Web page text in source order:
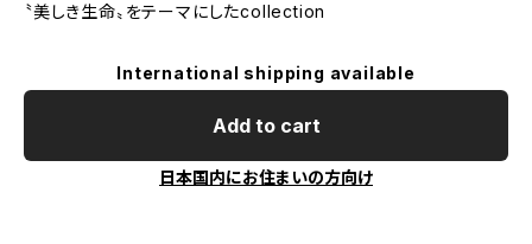
〝美しき生命〟をテーマにしたcollection
International shipping available
Add to cart
日本国内にお住まいの方向け